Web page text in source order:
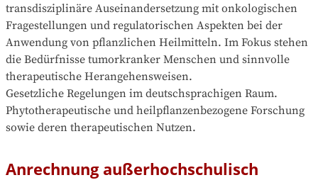
transdisziplinäre Auseinandersetzung mit onkologischen
Fragestellungen und regulatorischen Aspekten bei der
Anwendung von pflanzlichen Heilmitteln. Im Fokus stehen
die Bedürfnisse tumorkranker Menschen und sinnvolle
therapeutische Herangehensweisen.
Gesetzliche Regelungen im deutschsprachigen Raum.
Phytotherapeutische und heilpflanzenbezogene Forschung
sowie deren therapeutischen Nutzen.
Anrechnung außerhochschulisch